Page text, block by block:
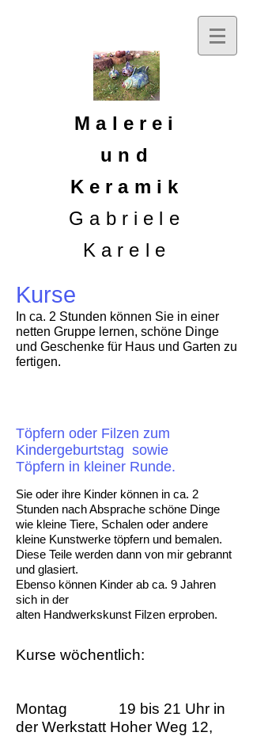
Malerei
und
Keramik
Gabriele
Karele
Kurse
In ca. 2 Stunden können Sie in einer
netten Gruppe lernen, schöne Dinge
und Geschenke für Haus und Garten zu
fertigen.
Töpfern oder Filzen zum
Kindergeburtstag sowie
Töpfern in kleiner Runde.
Sie oder ihre Kinder können in ca. 2
Stunden nach Absprache schöne Dinge
wie kleine Tiere, Schalen oder andere
kleine Kunstwerke töpfern und bemalen.
Diese Teile werden dann von mir gebrannt
und glasiert.
Ebenso können Kinder ab ca. 9 Jahren
sich in der
alten Handwerkskunst Filzen erproben.
Kurse wöchentlich:
Montag 19 bis 21 Uhr in
der Werkstatt Hoher Weg 12,